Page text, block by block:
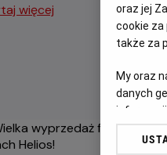
więcej
oraz jej
cookie za
także za
My oraz
danych
informacji
Lista